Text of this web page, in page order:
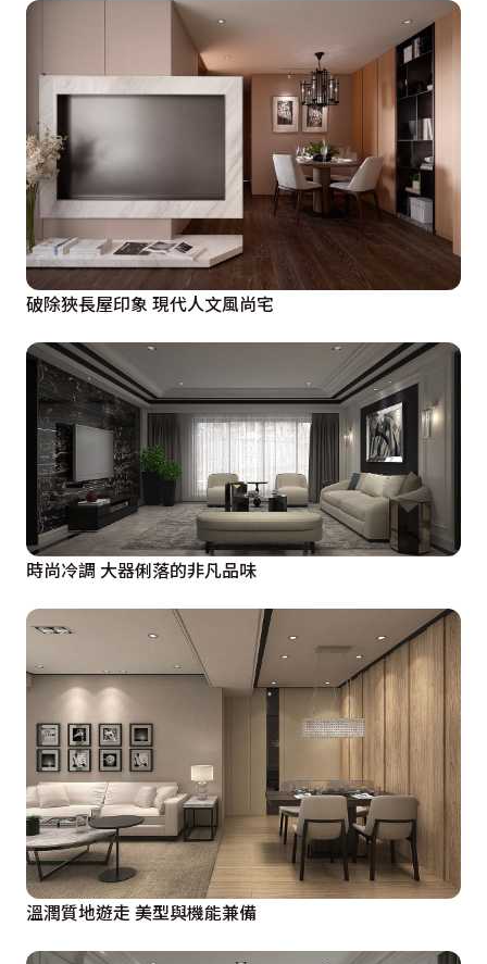
破除狹長屋印象 現代人文風尚宅
時尚冷調 大器俐落的非凡品味
溫潤質地遊走 美型與機能兼備